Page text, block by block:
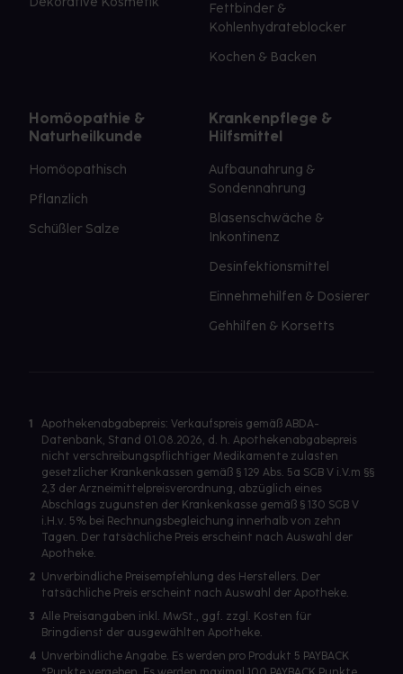
Fettbinder &
Kohlenhydrateblocker
Kochen & Backen
Homöopathie &
Naturheilkunde
Homöopathisch
Pflanzlich
Schüßler Salze
Krankenpflege &
Hilfsmittel
Aufbaunahrung &
Sondennahrung
Blasenschwäche &
Inkontinenz
Desinfektionsmittel
Einnehmehilfen & Dosierer
Gehhilfen & Korsetts
1
Apothekenabgabepreis: Verkaufspreis gemäß ABDA-
Datenbank, Stand 01.08.2026, d. h. Apothekenabgabepreis
nicht verschreibungspflichtiger Medikamente zulasten
gesetzlicher Krankenkassen gemäß § 129 Abs. 5a SGB V i.V.m §§
2,3 der Arzneimittelpreisverordnung, abzüglich eines
Abschlags zugunsten der Krankenkasse gemäß § 130 SGB V
i.H.v. 5% bei Rechnungsbegleichung innerhalb von zehn
Tagen. Der tatsächliche Preis erscheint nach Auswahl der
Apotheke.
2 Unverbindliche Preisempfehlung des Herstellers. Der
tatsächliche Preis erscheint nach Auswahl der Apotheke.
3 Alle Preisangaben inkl. MwSt., ggf. zzgl. Kosten für
Bringdienst der ausgewählten Apotheke.
4 Unverbindliche Angabe. Es werden pro Produkt 5 PAYBACK